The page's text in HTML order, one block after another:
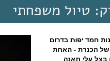
טיול משפחתי
חמד יפות בדרום
של הכנרת - האחת
בצל עלי תאנה